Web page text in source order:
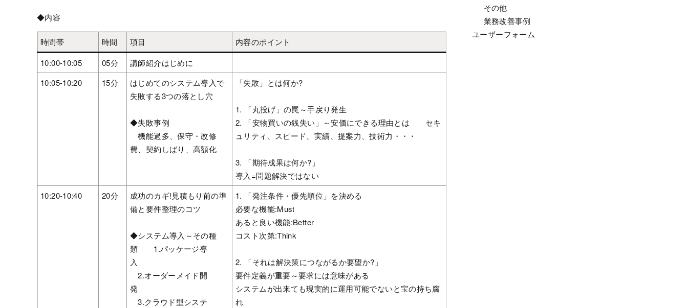
◆内容
時間帯 時間 項目
内容のポイント
10:00-10:05
05分
講師紹介はじめに
10:05-10:20
15分
はじめてのシステム導入で
失敗する3つの落とし穴
◆失敗事例
機能過多、保守・改修
費、契約しばり、高額化
「失敗」とは何か?
1. 「丸投げ」の罠～手戻り発生
2. 「安物買いの銭失い」～安価にできる理由とは セキ
ュリティ、スピード、実績、提案力、技術力・・・
3. 「期待成果は何か?」
導入=問題解決ではない
10:20-10:40
20分
成功のカギ!見積もり前の準
備と要件整理のコツ
◆システム導入～その種
類 1.パッケージ導
入
2.オーダーメイド開
発
3.クラウド型システ
1. 「発注条件・優先順位」を決める
必要な機能:Must
あると良い機能:Better
コスト次第:Think
2. 「それは解決策につながるか要望か?」
要件定義が重要～要求には意味がある
システムが出来ても現実的に運用可能でないと宝の持ち腐
れ
その他
業務改善事例
ユーザーフォーム